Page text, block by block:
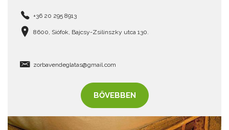
+36 20 295 8913
8600, Siófok, Bajcsy-Zsilinszky utca 130.
zorbavendeglatas@gmail.com
BŐVEBBEN